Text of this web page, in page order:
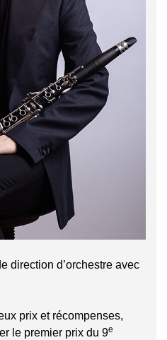
direction d’orchestre avec
prix et récompenses,
le premier prix du 9e